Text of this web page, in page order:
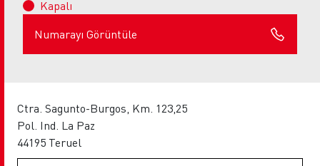
Kapalı
Numarayı Görüntüle
Ctra. Sagunto-Burgos, Km. 123,25
Pol. Ind. La Paz
44195 Teruel